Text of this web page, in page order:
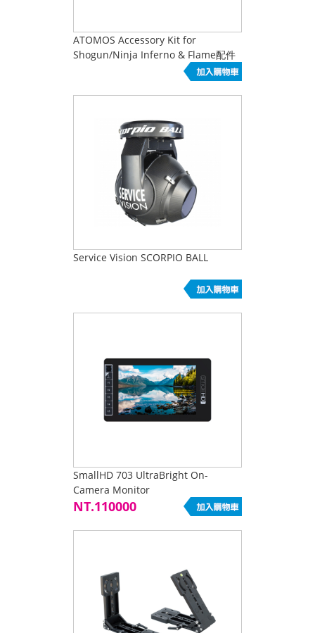
ATOMOS Accessory Kit for
Shogun/Ninja Inferno & Flame配件
Service Vision SCORPIO BALL
SmallHD 703 UltraBright On-
Camera Monitor
NT.110000